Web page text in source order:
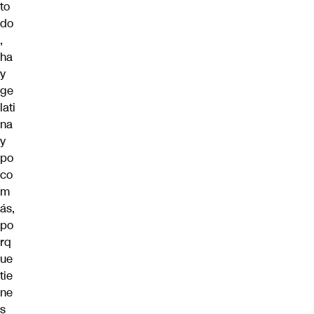
to
do
,
ha
y
ge
lati
na
y
po
co
m
ás,
po
rq
ue
tie
ne
s